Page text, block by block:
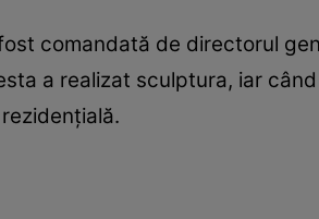
comandată de directorul
a realizat sculptura, iar